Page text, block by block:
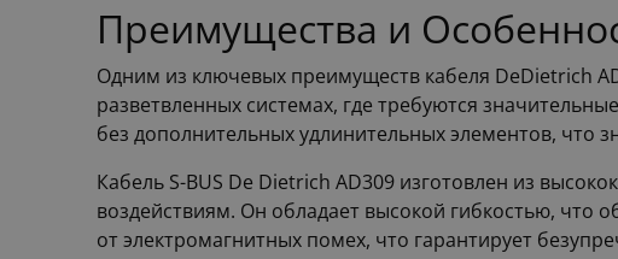
Преимущества и
Одним из ключевых преимуществ кабеля DeDietrich
разветвленных системах, где требуются
без дополнительных удлинительных элементов, что
Кабель S-BUS De Dietrich AD309 изготовлен из
воздействиям. Он обладает высокой гибкостью, что
от электромагнитных помех, что гарантирует